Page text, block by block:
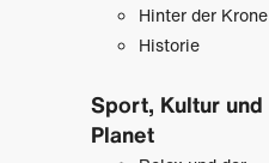
Hinter der Krone
Historie
Sport, Kultur und
Planet